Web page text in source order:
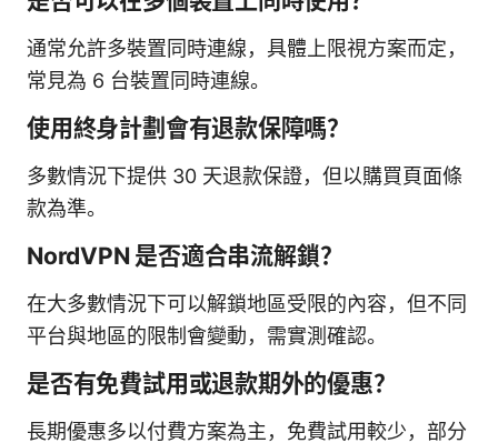
通常允許多裝置同時連線，具體上限視方案而定，
常見為 6 台裝置同時連線。
使用終身計劃會有退款保障嗎？
多數情況下提供 30 天退款保證，但以購買頁面條
款為準。
NordVPN 是否適合串流解鎖？
在大多數情況下可以解鎖地區受限的內容，但不同
平台與地區的限制會變動，需實測確認。
是否有免費試用或退款期外的優惠？
長期優惠多以付費方案為主，免費試用較少，部分